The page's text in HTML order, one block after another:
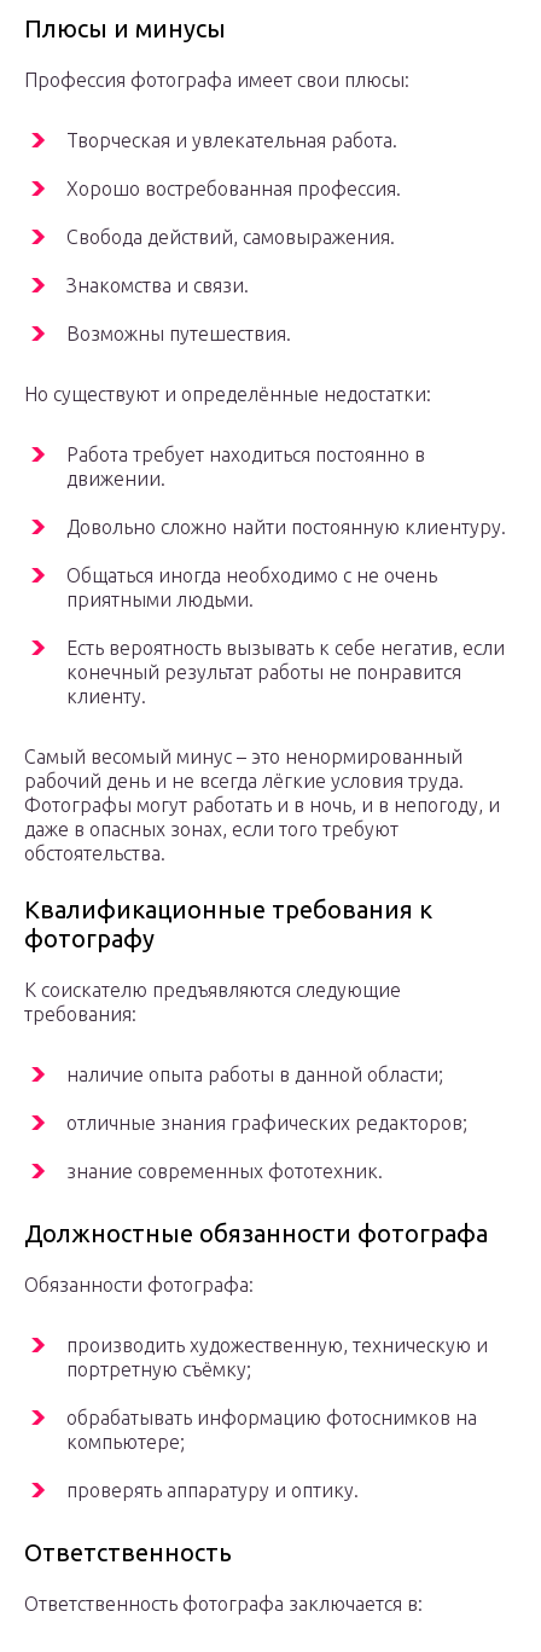
Плюсы и минусы
Профессия фотографа имеет свои плюсы:
Творческая и увлекательная работа.
Хорошо востребованная профессия.
Свобода действий, самовыражения.
Знакомства и связи.
Возможны путешествия.
Но существуют и определённые недостатки:
Работа требует находиться постоянно в
движении.
Довольно сложно найти постоянную клиентуру.
Общаться иногда необходимо с не очень
приятными людьми.
Есть вероятность вызывать к себе негатив, если
конечный результат работы не понравится
клиенту.
Самый весомый минус – это ненормированный
рабочий день и не всегда лёгкие условия труда.
Фотографы могут работать и в ночь, и в непогоду, и
даже в опасных зонах, если того требуют
обстоятельства.
Квалификационные требования к
фотографу
К соискателю предъявляются следующие
требования:
наличие опыта работы в данной области;
отличные знания графических редакторов;
знание современных фототехник.
Должностные обязанности фотографа
Обязанности фотографа:
производить художественную, техническую и
портретную съёмку;
обрабатывать информацию фотоснимков на
компьютере;
проверять аппаратуру и оптику.
Ответственность
Ответственность фотографа заключается в: